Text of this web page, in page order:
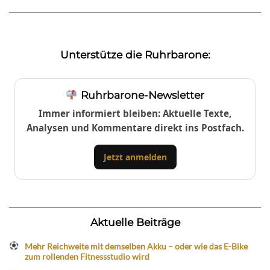
Unterstütze die Ruhrbarone:
Ruhrbarone-Newsletter
Immer informiert bleiben: Aktuelle Texte,
Analysen und Kommentare direkt ins Postfach.
Jetzt anmelden
Aktuelle Beiträge
Mehr Reichweite mit demselben Akku – oder wie das E-Bike
zum rollenden Fitnessstudio wird